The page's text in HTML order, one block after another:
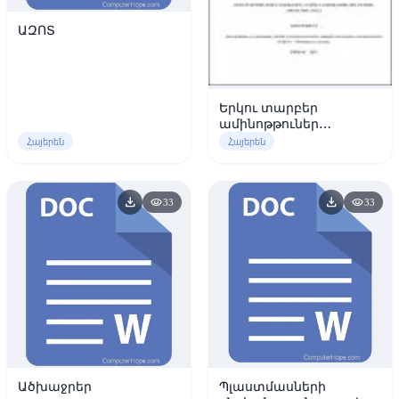
ԱԶՈՏ
Հայերեն
Երկու տարբեր
ամինոթթուներ
պարունակող աղերի
Հայերեն
download visibility33
Ածխաջրեր
download visibility33
Պլաստմասների